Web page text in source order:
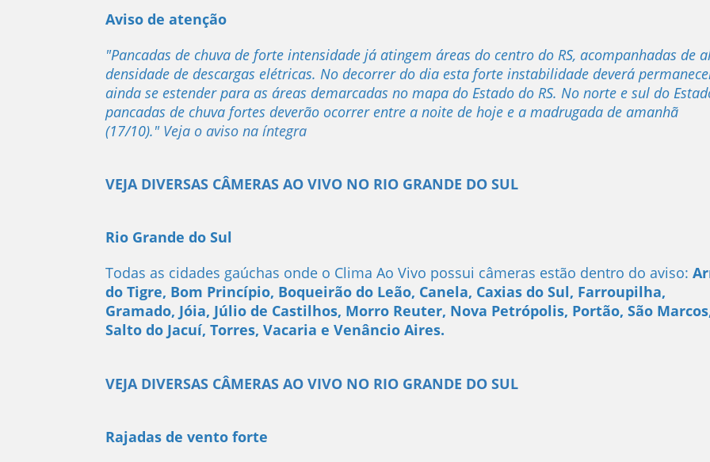
Aviso de atenção
"Pancadas de chuva de forte intensidade já atingem áreas do centro do RS, acompanhadas de
densidade de descargas elétricas. No decorrer do dia esta forte instabilidade deverá
ainda se estender para as áreas demarcadas no mapa do Estado do RS. No norte e sul do
pancadas de chuva fortes deverão ocorrer entre a noite de hoje e a madrugada de amanhã
(17/10)." Veja o aviso na íntegra
VEJA DIVERSAS CÂMERAS AO VIVO NO RIO GRANDE DO SUL
Rio Grande do Sul
Todas as cidades gaúchas onde o Clima Ao Vivo possui câmeras estão dentro do aviso:
do Tigre, Bom Princípio, Boqueirão do Leão, Canela, Caxias do Sul, Farroupilha,
Gramado, Jóia, Júlio de Castilhos, Morro Reuter, Nova Petrópolis, Portão, São
Salto do Jacuí, Torres, Vacaria e Venâncio Aires.
VEJA DIVERSAS CÂMERAS AO VIVO NO RIO GRANDE DO SUL
Rajadas de vento forte